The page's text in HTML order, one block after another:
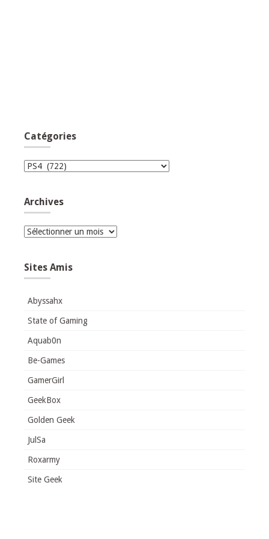
Catégories
Catégories
Archives
Archives
Sites Amis
Abyssahx
State of Gaming
Aquab0n
Be-Games
GamerGirl
GeekBox
Golden Geek
JulSa
Roxarmy
Site Geek